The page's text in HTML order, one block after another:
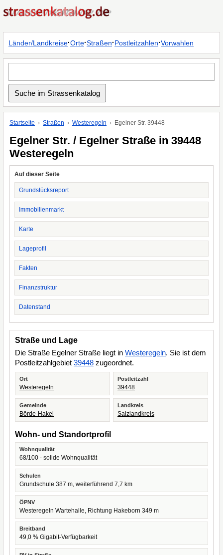
Länder/Landkreise·Orte·Straßen·Postleitzahlen·Vorwahlen
Startseite Straßen Westeregeln Egelner Str. 39448
Egelner Str. / Egelner Straße in 39448
Westeregeln
Auf dieser Seite
Grundstücksreport
Immobilienmarkt
Karte
Lageprofil
Fakten
Finanzstruktur
Datenstand
Straße und Lage
Die Straße Egelner Straße liegt in Westeregeln. Sie ist dem
Postleitzahlgebiet 39448 zugeordnet.
Ort
Westeregeln
Postleitzahl
39448
Gemeinde
Börde-Hakel
Landkreis
Salzlandkreis
Wohn- und Standortprofil
Wohnqualität
68/100 - solide Wohnqualität
Schulen
Grundschule 387 m, weiterführend 7,7 km
ÖPNV
Westeregeln Wartehalle, Richtung Hakeborn 349 m
Breitband
49,0 % Gigabit-Verfügbarkeit